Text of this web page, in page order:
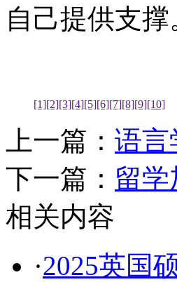
自己提供支撑
[1][2][3][4][5][6][7][8][9][10]
上一篇： 语言
下一篇： 留
相关内容
·2025英国